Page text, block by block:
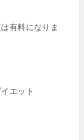
有料になりま
エット